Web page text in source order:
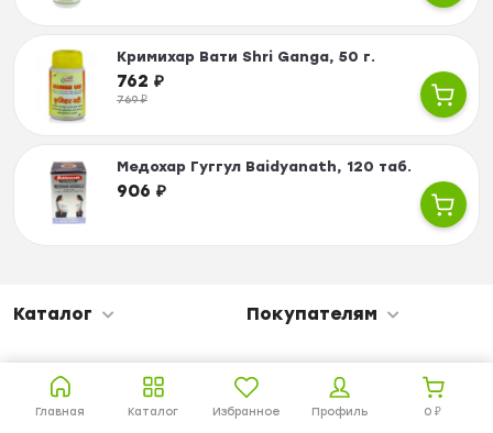
Главная Каталог Избранное Профиль 0₽
Кримихар Вати Shri Ganga, 50 г.
762 ₽
769₽
Медохар Гуггул Baidyanath, 120 таб.
906 ₽
Каталог Покупателям